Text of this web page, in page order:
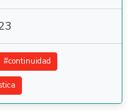
#continuidad